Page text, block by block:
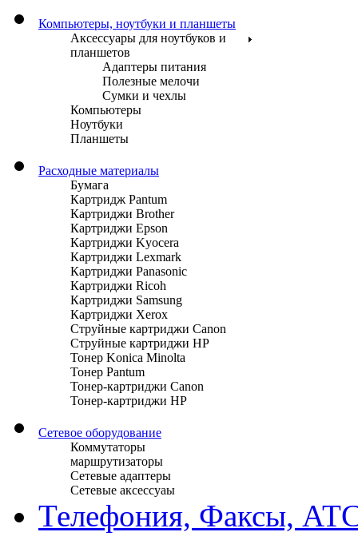
Компьютеры, ноутбуки и планшеты
Аксессуары для ноутбуков и
планшетов
Адаптеры питания
Полезные мелочи
Сумки и чехлы
Компьютеры
Ноутбуки
Планшеты
Расходные материалы
Бумага
Картридж Pantum
Картриджи Brother
Картриджи Epson
Картриджи Kyocera
Картриджи Lexmark
Картриджи Panasonic
Картриджи Ricoh
Картриджи Samsung
Картриджи Xerox
Струйные картриджи Canon
Струйные картриджи HP
Тонер Konica Minolta
Тонер Pantum
Тонер-картриджи Canon
Тонер-картриджи HP
Сетевое оборудование
Коммутаторы
маршрутизаторы
Сетевые адаптеры
Сетевые аксессуаы
Телефония, Факсы,